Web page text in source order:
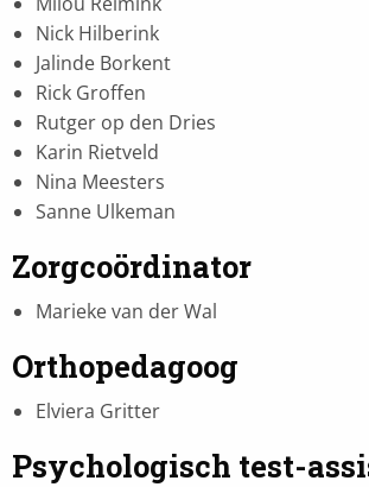
Nick Hilberink
Jalinde Borkent
Rick Groffen
Rutger op den Dries
Karin Rietveld
Nina Meesters
Sanne Ulkeman
Zorgcoördinator
Marieke van der Wal
Orthopedagoog
Elviera Gritter
Psychologisch test-